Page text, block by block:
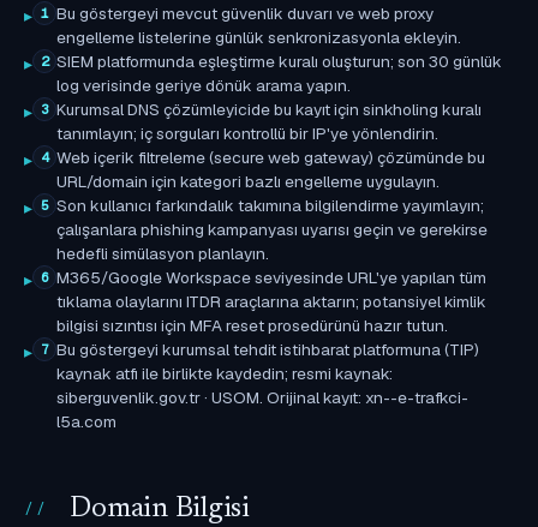
1 Bu göstergeyi mevcut güvenlik duvarı ve web proxy
engelleme listelerine günlük senkronizasyonla ekleyin.
2 SIEM platformunda eşleştirme kuralı oluşturun; son 30 günlük
log verisinde geriye dönük arama yapın.
3 Kurumsal DNS çözümleyicide bu kayıt için sinkholing kuralı
tanımlayın; iç sorguları kontrollü bir IP'ye yönlendirin.
4 Web içerik filtreleme (secure web gateway) çözümünde bu
URL/domain için kategori bazlı engelleme uygulayın.
5 Son kullanıcı farkındalık takımına bilgilendirme yayımlayın;
çalışanlara phishing kampanyası uyarısı geçin ve gerekirse
hedefli simülasyon planlayın.
6 M365/Google Workspace seviyesinde URL'ye yapılan tüm
tıklama olaylarını ITDR araçlarına aktarın; potansiyel kimlik
bilgisi sızıntısı için MFA reset prosedürünü hazır tutun.
7 Bu göstergeyi kurumsal tehdit istihbarat platformuna (TIP)
kaynak atfı ile birlikte kaydedin; resmi kaynak:
siberguvenlik.gov.tr · USOM. Orijinal kayıt: xn--e-trafkci-
l5a.com
Domain Bilgisi